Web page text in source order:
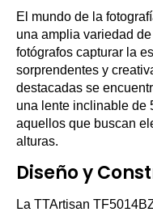
El mundo de la
una amplia variedad
fotógrafos capturar la
sorprendentes y
destacadas se
una lente inclinable de
aquellos que buscan
alturas.
Diseño y
La TTArtisan